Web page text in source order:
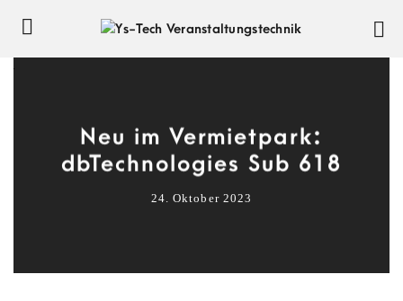
Neu im Vermietpark:
dbTechnologies Sub 618
24. Oktober 2023